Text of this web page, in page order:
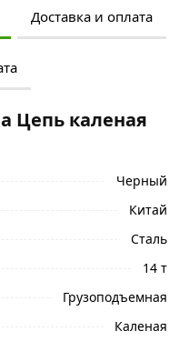
Доставка и оплата
Цепь каленая
Черный
Китай
Сталь
14 т
Грузоподъемная
Каленая